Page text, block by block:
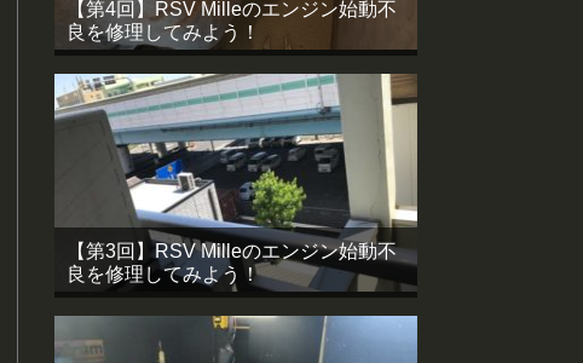
【第4回】RSV Milleのエンジン始動不
良を修理してみよう！
【第3回】RSV Milleのエンジン始動不
良を修理してみよう！